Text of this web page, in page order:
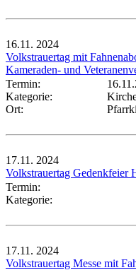
16.11. 2024
Volkstrauertag mit
Kameraden- und
Termin:
Kategorie:
Ort:
17.11. 2024
Volkstrauertag Gedenkfeier
Termin:
Kategorie:
17.11. 2024
Volkstrauertag Messe mit